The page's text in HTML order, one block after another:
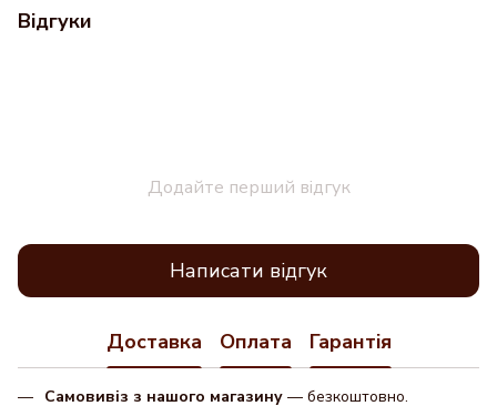
Відгуки
Додайте перший відгук
Написати відгук
Доставка Оплата Гарантія
Самовивіз з нашого магазину — безкоштовно.